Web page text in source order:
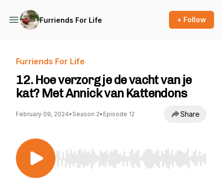
Furriends For Life + Follow
Furriends For Life
12. Hoe verzorg je de vacht van je
kat? Met Annick van Kattendons
February 09, 2024• Season 2• Episode 12 Share
Use Left/Right to seek, Home/End to jump to